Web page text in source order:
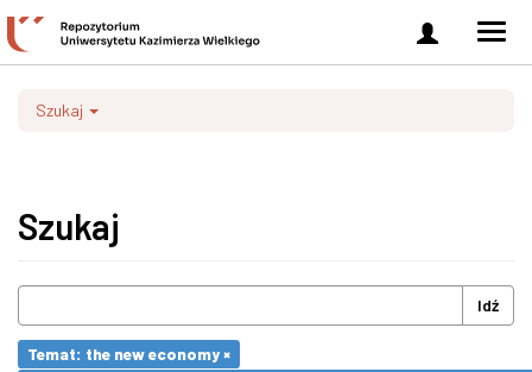
Zaloguj
się
Szukaj
Szukaj
Idź
Temat: the new economy ×